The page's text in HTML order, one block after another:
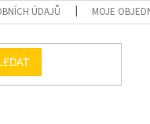
ÚDAJŮ MOJE